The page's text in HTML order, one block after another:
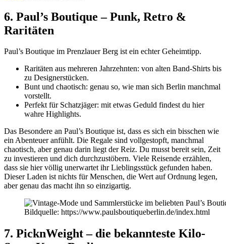
6. Paul’s Boutique – Punk, Retro &
Raritäten
Paul’s Boutique im Prenzlauer Berg ist ein echter Geheimtipp.
Raritäten aus mehreren Jahrzehnten: von alten Band-Shirts bis
zu Designerstücken.
Bunt und chaotisch: genau so, wie man sich Berlin manchmal
vorstellt.
Perfekt für Schatzjäger: mit etwas Geduld findest du hier
wahre Highlights.
Das Besondere an Paul’s Boutique ist, dass es sich ein bisschen wie
ein Abenteuer anfühlt. Die Regale sind vollgestopft, manchmal
chaotisch, aber genau darin liegt der Reiz. Du musst bereit sein, Zeit
zu investieren und dich durchzustöbern. Viele Reisende erzählen,
dass sie hier völlig unerwartet ihr Lieblingsstück gefunden haben.
Dieser Laden ist nichts für Menschen, die Wert auf Ordnung legen,
aber genau das macht ihn so einzigartig.
Bildquelle: https://www.paulsboutiqueberlin.de/index.html
7. PicknWeight – die bekannteste Kilo-